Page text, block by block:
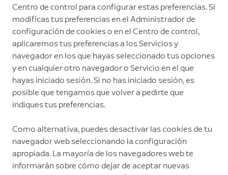
Centro de control para configurar estas preferencias. Si
modificas tus preferencias en el Administrador de
configuración de cookies o en el Centro de control,
aplicaremos tus preferencias a los Servicios y
navegador en los que hayas seleccionado tus opciones
y en cualquier otro navegador o Servicio en el que
hayas iniciado sesión. Si no has iniciado sesión, es
posible que tengamos que volver a pedirte que
indiques tus preferencias.
Como alternativa, puedes desactivar las cookies de tu
navegador web seleccionando la configuración
apropiada. La mayoría de los navegadores web te
informarán sobre cómo dejar de aceptar nuevas